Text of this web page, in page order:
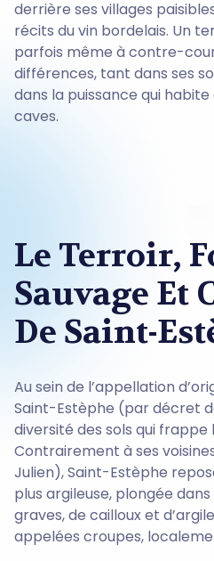
derrière ses villages
récits du vin bordelais. Un
parfois même à contre-
différences, tant dans ses
dans la puissance qui
caves.
Le Terroir,
Sauvage Et
De Saint-
Au sein de l’appellation
Saint-Estèphe (par décret
diversité des sols qui frappe
Contrairement à ses
Julien), Saint-Estèphe
plus argileuse, plongée
graves, de cailloux et
appelées croupes,